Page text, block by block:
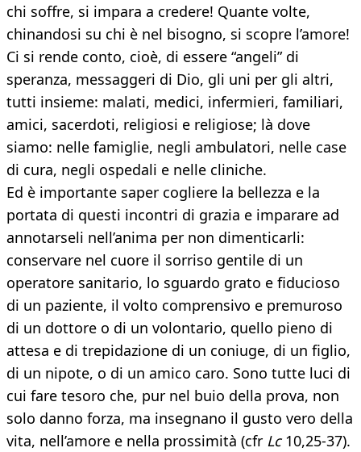
chi soffre, si impara a credere! Quante volte,
chinandosi su chi è nel bisogno, si scopre l’amore!
Ci si rende conto, cioè, di essere “angeli” di
speranza, messaggeri di Dio, gli uni per gli altri,
tutti insieme: malati, medici, infermieri, familiari,
amici, sacerdoti, religiosi e religiose; là dove
siamo: nelle famiglie, negli ambulatori, nelle case
di cura, negli ospedali e nelle cliniche.
Ed è importante saper cogliere la bellezza e la
portata di questi incontri di grazia e imparare ad
annotarseli nell’anima per non dimenticarli:
conservare nel cuore il sorriso gentile di un
operatore sanitario, lo sguardo grato e fiducioso
di un paziente, il volto comprensivo e premuroso
di un dottore o di un volontario, quello pieno di
attesa e di trepidazione di un coniuge, di un figlio,
di un nipote, o di un amico caro. Sono tutte luci di
cui fare tesoro che, pur nel buio della prova, non
solo danno forza, ma insegnano il gusto vero della
vita, nell’amore e nella prossimità (cfr Lc10,25-37).